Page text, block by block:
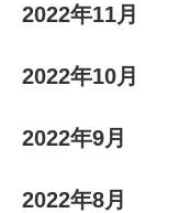
2022年11月
2022年10月
2022年9月
2022年8月